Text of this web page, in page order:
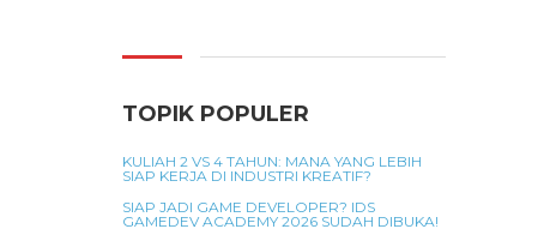
TOPIK POPULER
KULIAH 2 VS 4 TAHUN: MANA YANG LEBIH
SIAP KERJA DI INDUSTRI KREATIF?
SIAP JADI GAME DEVELOPER? IDS
GAMEDEV ACADEMY 2026 SUDAH DIBUKA!